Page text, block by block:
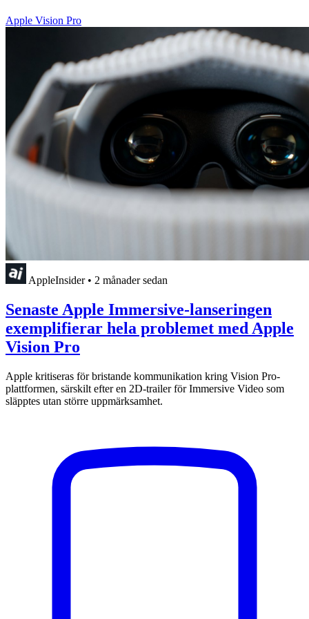
Apple Vision Pro
AppleInsider • 2 månader sedan
Senaste Apple Immersive-lanseringen
exemplifierar hela problemet med Apple
Vision Pro
Apple kritiseras för bristande kommunikation kring Vision Pro-
plattformen, särskilt efter en 2D-trailer för Immersive Video som
släpptes utan större uppmärksamhet.